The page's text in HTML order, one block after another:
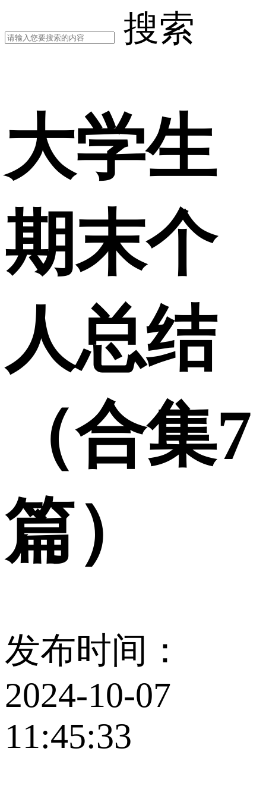
搜索
大学生
期末个
人总结
（合集7
篇）
发布时间：
2024-10-07
11:45:33